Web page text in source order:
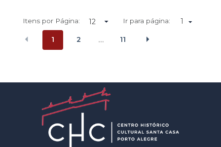
Itens por Página: Ir para página: 1
1 2 … 11